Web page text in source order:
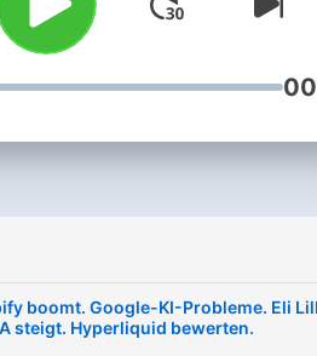
zu den wichtigsten
News,
Hidden- Champions
den besten
Wissen zum
Wer hier nicht
Börse nie geliebt.
boomt. Google-KI-Probleme. Eli
steigt. Hyperliquid bewerten.